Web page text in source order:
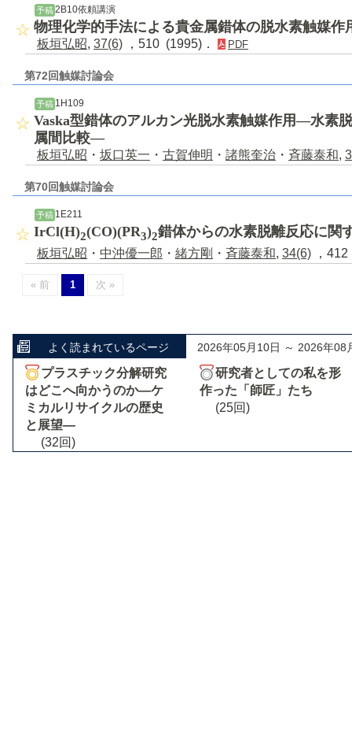
予稿 2B10依頼講演
物理化学的手法による貴金属錯体の脱水素触媒作
板垣弘昭, 37(6) ，510 (1995)． PDF
第72回触媒討論会
予稿 1H109
Vaska型錯体のアルカン光脱水素触媒作用―水素
属間比較―
板垣弘昭 ・ 坂口英一 ・ 古賀伸明 ・ 諸熊奎治 ・ 斉藤泰和,
第70回触媒討論会
予稿 1E211
IrCl(H)2(CO)(PR3)2錯体からの水素脱離反応に関
板垣弘昭 ・ 中沖優一郎 ・ 緒方剛 ・ 斉藤泰和, 34(6) ，
« 前 1 次 »
よく読まれているページ 2026年05月10日 ～ 2026年08
プラスチック分解研究
はどこへ向かうのか―ケ
ミカルリサイクルの歴史
と展望―
(32回)
研究者としての私を形
作った「師匠」たち
(25回)